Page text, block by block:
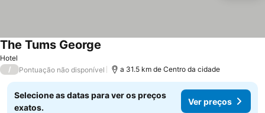
Hotel
The Tums George
/ Pontuação não disponível a 31.5 km de Centro da cidade
Selecione as datas para ver os preços
exatos.
Ver preços